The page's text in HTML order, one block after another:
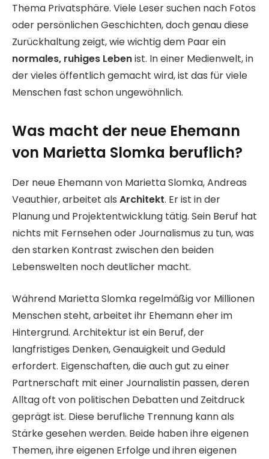
Thema Privatsphäre. Viele Leser suchen nach Fotos
oder persönlichen Geschichten, doch genau diese
Zurückhaltung zeigt, wie wichtig dem Paar ein
normales, ruhiges Lebenist. In einer Medienwelt, in
der vieles öffentlich gemacht wird, ist das für viele
Menschen fast schon ungewöhnlich.
Was macht der neue Ehemann
von Marietta Slomka beruflich?
Der neue Ehemann von Marietta Slomka, Andreas
Veauthier, arbeitet als Architekt. Er ist in der
Planung und Projektentwicklung tätig. Sein Beruf hat
nichts mit Fernsehen oder Journalismus zu tun, was
den starken Kontrast zwischen den beiden
Lebenswelten noch deutlicher macht.
Während Marietta Slomka regelmäßig vor Millionen
Menschen steht, arbeitet ihr Ehemann eher im
Hintergrund. Architektur ist ein Beruf, der
langfristiges Denken, Genauigkeit und Geduld
erfordert. Eigenschaften, die auch gut zu einer
Partnerschaft mit einer Journalistin passen, deren
Alltag oft von politischen Debatten und Zeitdruck
geprägt ist. Diese berufliche Trennung kann als
Stärke gesehen werden. Beide haben ihre eigenen
Themen, ihre eigenen Erfolge und ihren eigenen